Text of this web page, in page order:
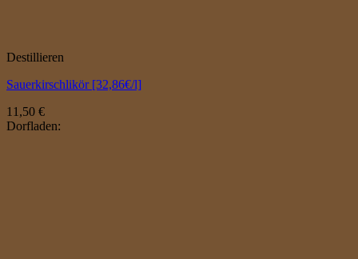
Destillieren
Sauerkirschlikör [32,86€/l]
11,50 €
Dorfladen: